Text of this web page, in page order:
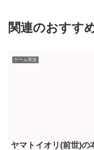
関連のおすす
ゲーム実況
ヤマトイオリ(前世)の